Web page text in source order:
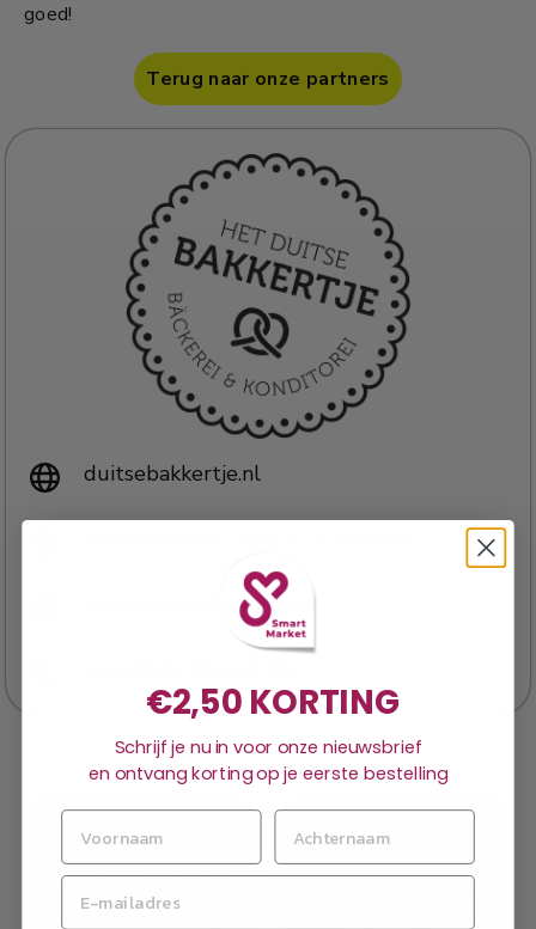
goed!
Terug naar onze partners
duitsebakkertje.nl
info@duitsebakkertje.nl
€2,50 KORTING
Schrijf je nu in voor onze nieuwsbrief
en ontvang korting op je eerste bestelling